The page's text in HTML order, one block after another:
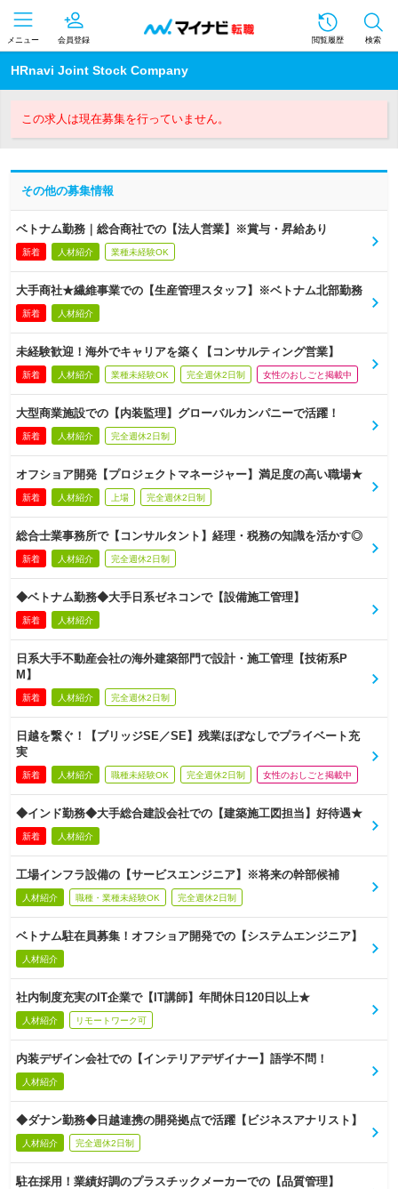
メニュー 会員登録 閲覧履歴 検索
HRnavi Joint Stock Company
この求人は現在募集を行っていません。
その他の募集情報
ベトナム勤務｜総合商社での【法人営業】※賞与・昇給あり
新着 人材紹介 業種未経験OK
大手商社★繊維事業での【生産管理スタッフ】※ベトナム北部勤務
新着 人材紹介
未経験歓迎！海外でキャリアを築く【コンサルティング営業】
新着 人材紹介 業種未経験OK 完全週休2日制 女性のおしごと掲載中
大型商業施設での【内装監理】グローバルカンパニーで活躍！
新着 人材紹介 完全週休2日制
オフショア開発【プロジェクトマネージャー】満足度の高い職場★
新着 人材紹介 上場 完全週休2日制
総合士業事務所で【コンサルタント】経理・税務の知識を活かす◎
新着 人材紹介 完全週休2日制
◆ベトナム勤務◆大手日系ゼネコンで【設備施工管理】
新着 人材紹介
日系大手不動産会社の海外建築部門で設計・施工管理【技術系P
M】
新着 人材紹介 完全週休2日制
日越を繋ぐ！【ブリッジSE／SE】残業ほぼなしでプライベート充
実
新着 人材紹介 職種未経験OK 完全週休2日制 女性のおしごと掲載中
◆インド勤務◆大手総合建設会社での【建築施工図担当】好待遇★
新着 人材紹介
工場インフラ設備の【サービスエンジニア】※将来の幹部候補
人材紹介 職種・業種未経験OK 完全週休2日制
ベトナム駐在員募集！オフショア開発での【システムエンジニア】
人材紹介
社内制度充実のIT企業で【IT講師】年間休日120日以上★
人材紹介 リモートワーク可
内装デザイン会社での【インテリアデザイナー】語学不問！
人材紹介
◆ダナン勤務◆日越連携の開発拠点で活躍【ビジネスアナリスト】
人材紹介 完全週休2日制
駐在採用！業績好調のプラスチックメーカーでの【品質管理】